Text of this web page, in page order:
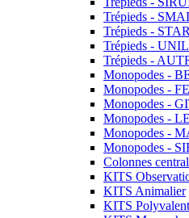
Trépieds -
Trépieds -
Trépieds -
Trépieds -
Monopodes -
Monopodes -
Monopodes -
Monopodes -
Monopodes -
Monopodes -
Colonnes
KITS
KITS Animalier
KITS